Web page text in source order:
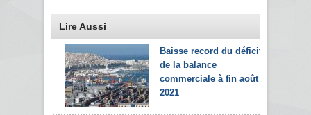
Lire Aussi
Baisse record du déficit
de la balance
commerciale à fin août
2021